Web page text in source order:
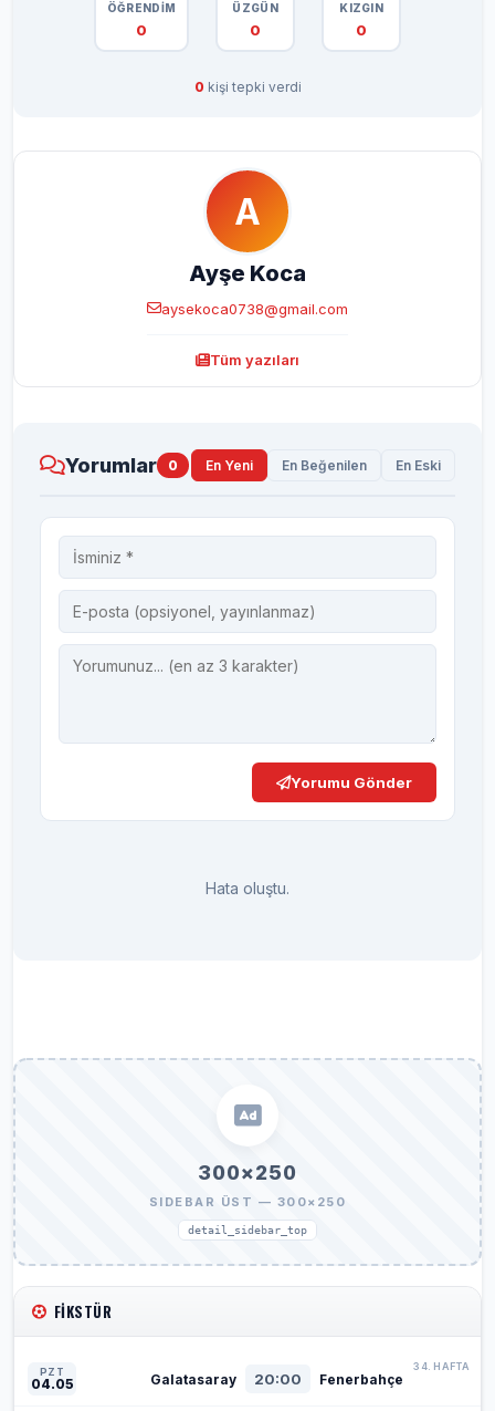
ÖĞRENDİM
0
ÜZGÜN
0
KIZGIN
0
0 kişi tepki verdi
A
Ayşe Koca
aysekoca0738@gmail.com
Tüm yazıları
Yorumlar 0 En Yeni En Beğenilen En Eski
Yorumu Gönder
Hata oluştu.
300×250
SIDEBAR ÜST — 300×250
detail_sidebar_top
FIKSTÜR
PZT
04.05 Galatasaray 20:00 Fenerbahçe
34. HAFTA